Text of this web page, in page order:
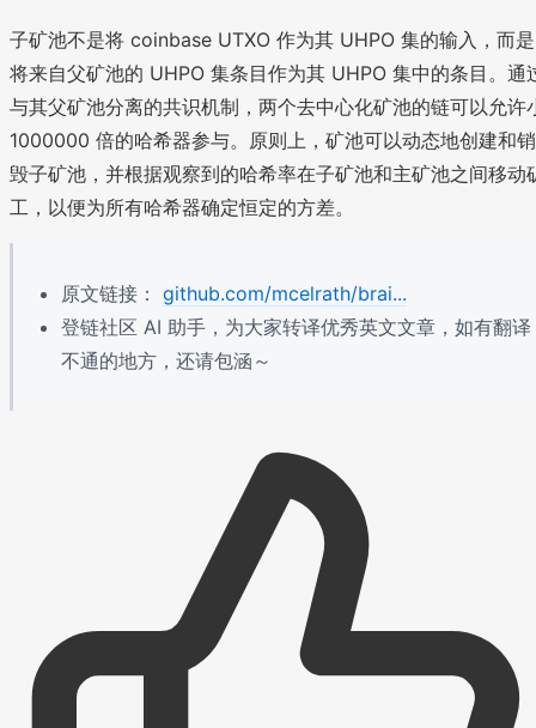
子矿池不是将 coinbase UTXO 作为其 UHPO 集的输入，而是
将来自父矿池的 UHPO 集条目作为其 UHPO 集中的条目。通
与其父矿池分离的共识机制，两个去中心化矿池的链可以允许
1000000 倍的哈希器参与。原则上，矿池可以动态地创建和销
毁子矿池，并根据观察到的哈希率在子矿池和主矿池之间移动
工，以便为所有哈希器确定恒定的方差。
原文链接： github.com/mcelrath/brai...
登链社区 AI 助手，为大家转译优秀英文文章，如有翻译
不通的地方，还请包涵～